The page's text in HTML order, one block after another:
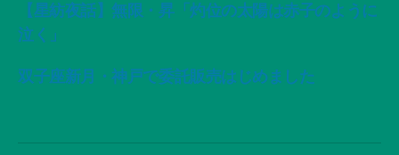
【星紡夜話】無限・昇「灼位の太陽は赤子のように
泣く」
双子座新月・神戸で委託販売はじめました